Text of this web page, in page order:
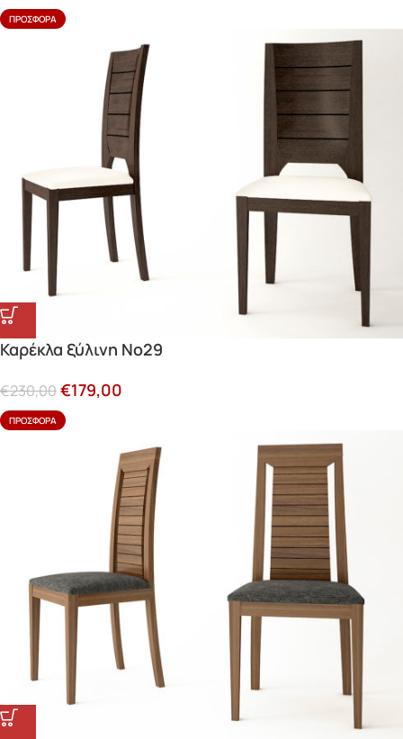
ΠΡΟΣΦΟΡΆ
Καρέκλα ξύλινη Νο29
€230,00€179,00
ΠΡΟΣΦΟΡΆ